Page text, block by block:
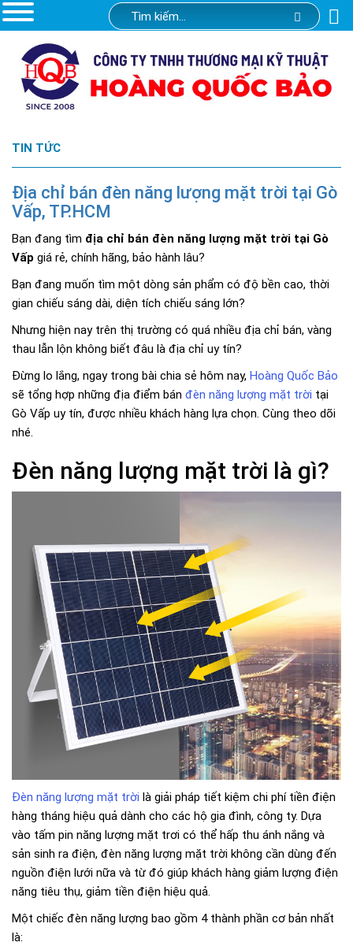
TIN TỨC
Địa chỉ bán đèn năng lượng mặt trời tại Gò
Vấp, TP.HCM
Bạn đang tìm địa chỉ bán đèn năng lượng mặt trời tại Gò
Vấp giá rẻ, chính hãng, bảo hành lâu?
Bạn đang muốn tìm một dòng sản phẩm có độ bền cao, thời
gian chiếu sáng dài, diện tích chiếu sáng lớn?
Nhưng hiện nay trên thị trường có quá nhiều địa chỉ bán, vàng
thau lẫn lộn không biết đâu là địa chỉ uy tín?
Đừng lo lắng, ngay trong bài chia sẻ hôm nay, Hoàng Quốc Bảo
sẽ tổng hợp những địa điểm bán đèn năng lượng mặt trời tại
Gò Vấp uy tín, được nhiều khách hàng lựa chọn. Cùng theo dõi
nhé.
Đèn năng lượng mặt trời là gì?
Đèn năng lượng mặt trời là giải pháp tiết kiệm chi phí tiền điện
hàng tháng hiệu quả dành cho các hộ gia đình, công ty. Dựa
vào tấm pin năng lượng mặt trơi có thể hấp thu ánh nắng và
sản sinh ra điện, đèn năng lượng mặt trời không cần dùng đến
nguồn điện lưới nữa và từ đó giúp khách hàng giảm lượng điện
năng tiêu thụ, giảm tiền điện hiệu quả.
Một chiếc đèn năng lượng bao gồm 4 thành phần cơ bản nhất
là: